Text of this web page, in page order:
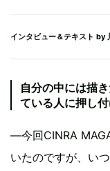
インタビュー＆テキスト by
自分の中には描
ている人に押し付
―今回CINRA
いたのですが、い